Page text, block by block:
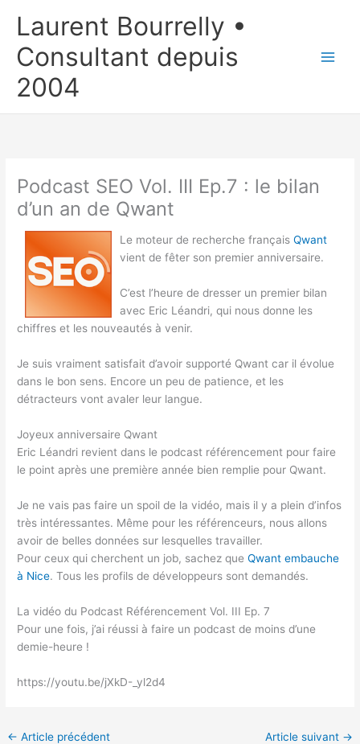
Laurent Bourrelly •
Consultant depuis
2004
Podcast SEO Vol. III Ep.7 : le bilan
d’un an de Qwant
Le moteur de recherche françaisQwant
vient de fêter son premier anniversaire.
C’est l’heure de dresser un premier bilan
avec Eric Léandri, qui nous donne les
chiffres et les nouveautés à venir.
Je suis vraiment satisfait d’avoir supporté Qwant car il évolue
dans le bon sens. Encore un peu de patience, et les
détracteurs vont avaler leur langue.
Joyeux anniversaire Qwant
Eric Léandri revient dans le podcast référencement pour faire
le point après une première année bien remplie pour Qwant.
Je ne vais pas faire un spoil de la vidéo, mais il y a plein d’infos
très intéressantes. Même pour les référenceurs, nous allons
avoir de belles données sur lesquelles travailler.
Pour ceux qui cherchent un job, sachez queQwant embauche
à Nice. Tous les profils de développeurs sont demandés.
La vidéo du Podcast Référencement Vol. III Ep. 7
Pour une fois, j’ai réussi à faire un podcast de moins d’une
demie-heure !
https://youtu.be/jXkD-_yl2d4
← Article précédent Article suivant →